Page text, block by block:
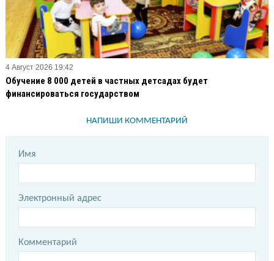
4 Август 2026 19:42
Обучение 8 000 детей в частных детсадах будет
финансироваться государством
НАПИШИ КОММЕНТАРИЙ
Имя
Электронный адрес
Комментарий